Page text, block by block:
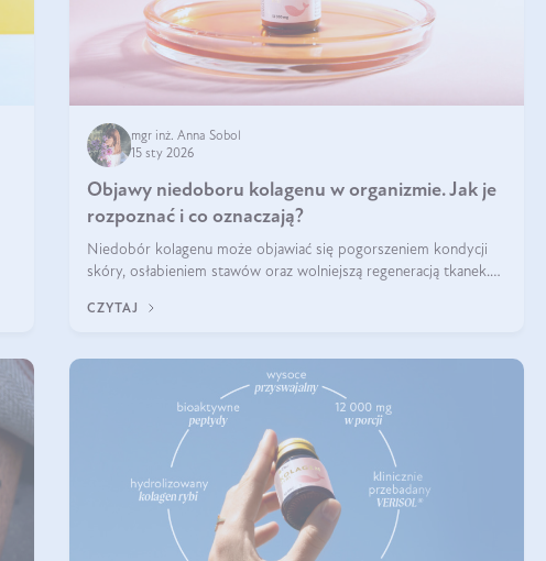
mgr inż. Anna Sobol
15 sty 2026
Objawy niedoboru kolagenu w organizmie. Jak je
rozpoznać i co oznaczają?
Niedobór kolagenu może objawiać się pogorszeniem kondycji
skóry, osłabieniem stawów oraz wolniejszą regeneracją tkanek.
skóry, bóle stawów, łamliwość paznokci oraz osłabienie włosów.
CZYTAJ